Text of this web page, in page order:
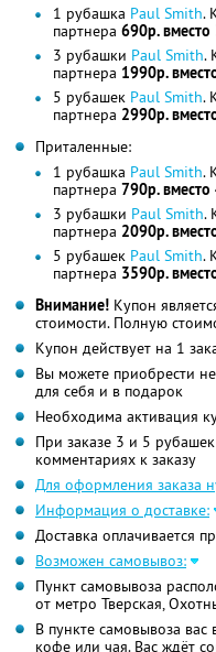
1 рубашка Paul Smith.
партнера 690р.
3 рубашки Paul Smith.
партнера 1990р.
5 рубашeк Paul Smith.
партнера 2990р.
Приталенные:
1 рубашка Paul Smith.
партнера 790р.
3 рубашки Paul Smith.
партнера 2090р.
5 рубашек Paul Smith.
партнера 3590р.
Внимание! Купон
стоимости. Полную
Купон действует на 1
Вы можете приобрести
для себя и в подарок
Необходима активация
При заказе 3 и 5
комментариях к заказу
Для оформления заказа
Информация о доставке:
Доставка оплачивается
Возможен самовывоз:
Пункт самовывоза
от метро Тверская,
В пункте самовывоза вас
кофе или чая. Вас ждёт